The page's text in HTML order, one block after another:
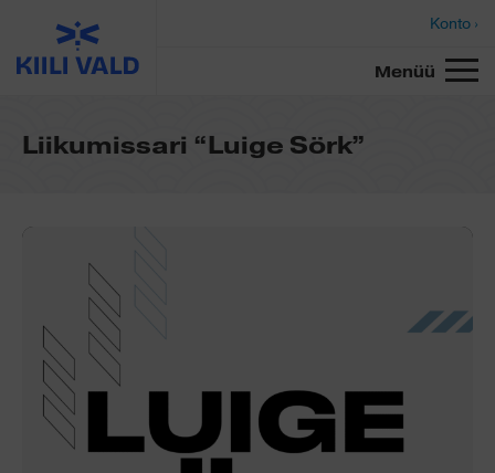
Konto ›
Menüü
Liikumissari “Luige Sörk”